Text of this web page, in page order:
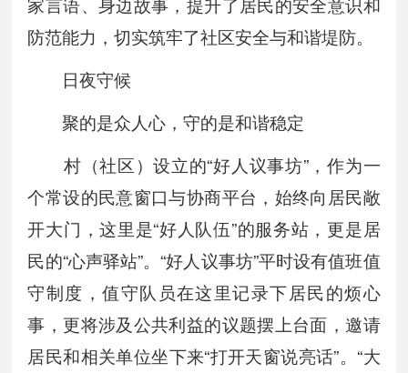
防范能力，切实筑牢了社区安全与和谐堤防。
日夜守候
聚的是众人心，守的是和谐稳定
村（社区）设立的“好人议事坊”，作为一
个常设的民意窗口与协商平台，始终向居民敞
开大门，这里是“好人队伍”的服务站，更是居
民的“心声驿站”。“好人议事坊”平时设有值班值
守制度，值守队员在这里记录下居民的烦心
事，更将涉及公共利益的议题摆上台面，邀请
居民和相关单位坐下来“打开天窗说亮话”。“大